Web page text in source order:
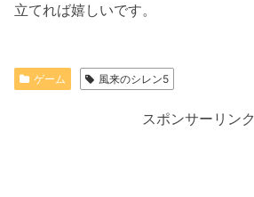
立てれば嬉しいです。
ゲーム 風来のシレン5
スポンサーリンク